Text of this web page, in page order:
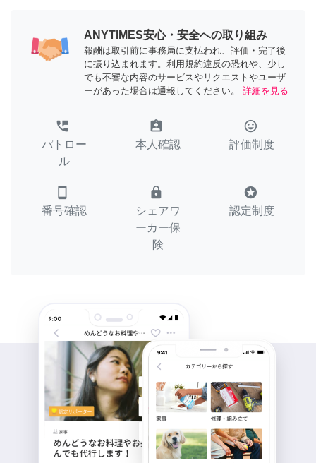
ANYTIMES安心・安全への取り組み
報酬は取引前に事務局に支払われ、評価・完了後
に振り込まれます。利用規約違反の恐れや、少し
でも不審な内容のサービスやリクエストやユーザ
ーがあった場合は通報してください。
詳細を見る
perm_phone_msg
パトロー
ル
assignment_ind
本人確認
tag_faces
評価制度
smartphone
番号確認
lock
シェアワ
ーカー保
険
stars
認定制度